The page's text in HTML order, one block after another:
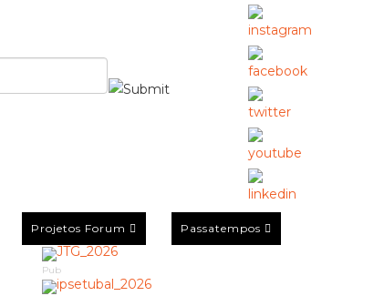
Projetos Forum Passatempos
Pub